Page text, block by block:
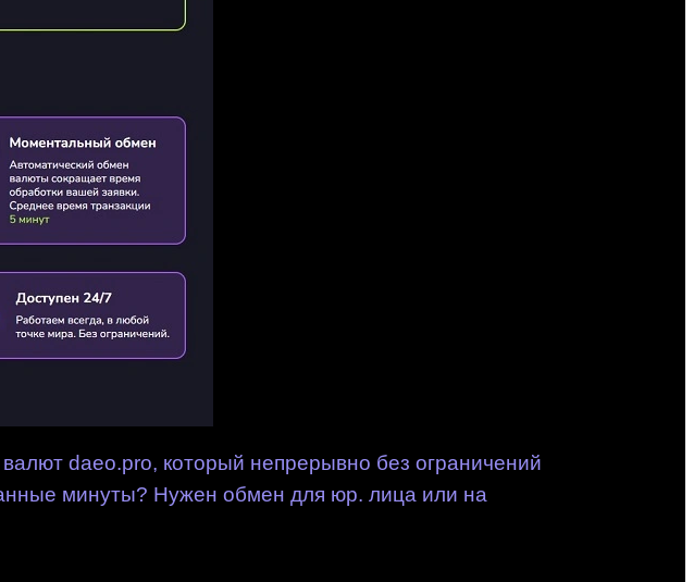
daeo.pro, который непрерывно без ограничений
минуты? Нужен обмен для юр. лица или на